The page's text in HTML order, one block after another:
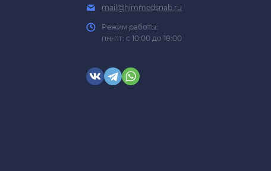
mail@himmedsnab.ru
Режим работы:
пн-пт: с 10:00 до 18:00